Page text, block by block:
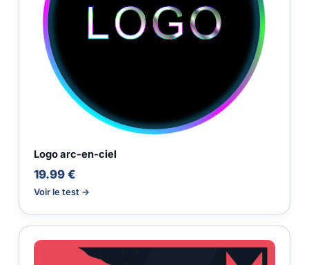
Logo arc-en-ciel
19.99 €
Voir le test →